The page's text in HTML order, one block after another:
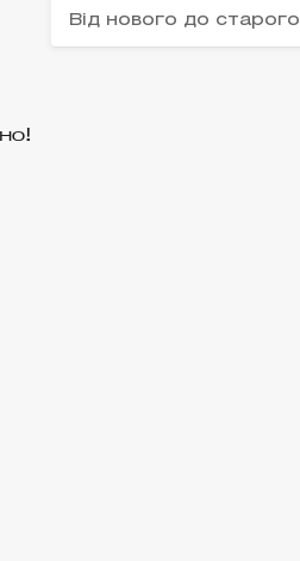
Від нового до старого